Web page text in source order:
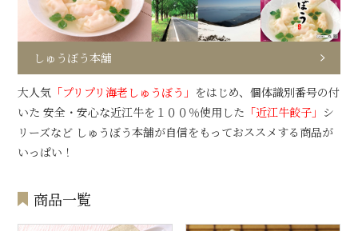
しゅうぼう本舗
大人気 「プリプリ海老しゅうぼう」 をはじめ、個体識別番号の付
いた 安全・安心な近江牛を１００％使用した 「近江牛餃子」 シ
リーズなど しゅうぼう本舗が自信をもっておススメする商品が
いっぱい！
商品一覧